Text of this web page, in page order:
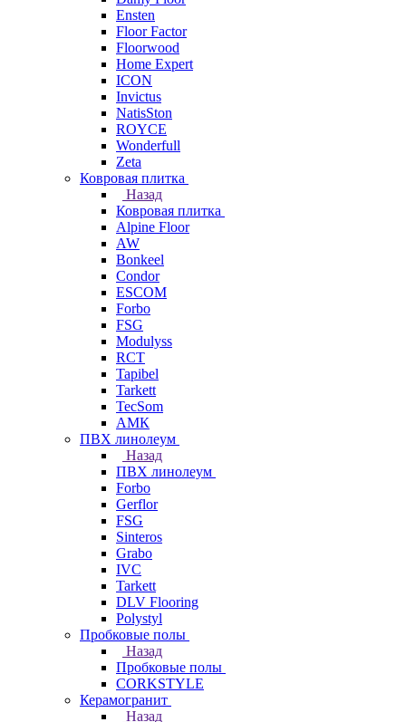
Ensten
Floor Factor
Floorwood
Home Expert
ICON
Invictus
NatisSton
ROYCE
Wonderfull
Zeta
Ковровая плитка
Назад
Ковровая плитка
Alpine Floor
AW
Bonkeel
Condor
ESCOM
Forbo
FSG
Modulyss
RCT
Tapibel
Tarkett
TecSom
АМК
ПВХ линолеум
Назад
ПВХ линолеум
Forbo
Gerflor
FSG
Sinteros
Grabo
IVC
Tarkett
DLV Flooring
Polystyl
Пробковые полы
Назад
Пробковые полы
CORKSTYLE
Керамогранит
Назад